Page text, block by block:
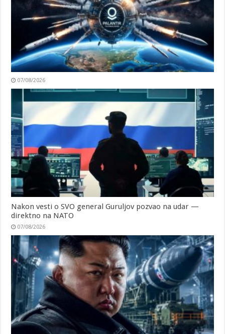
07/08/2026
Nakon vesti o SVO general Guruljov pozvao na udar —
direktno na NATO
07/08/2026